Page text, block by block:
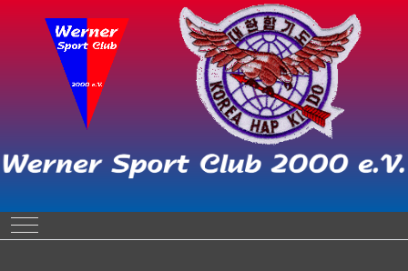
Mobile Menu Toggle